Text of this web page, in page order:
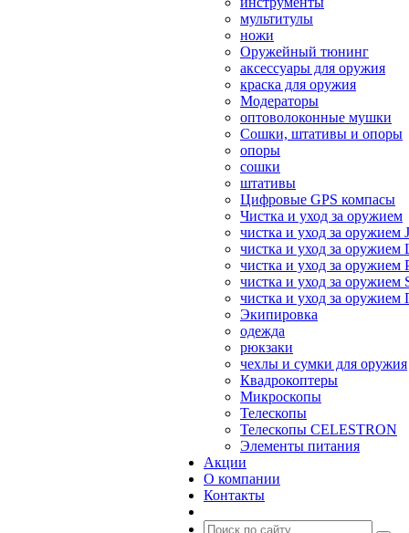
мультитулы
ножи
Оружейный тюнинг
аксессуары для оружия
краска для оружия
Модераторы
оптоволоконные мушки
Сошки, штативы и опоры
опоры
сошки
штативы
Цифровые GPS компасы
Чистка и уход за оружием
чистка и уход за оружием
чистка и уход за оружием
чистка и уход за оружием
чистка и уход за оружием
чистка и уход за
Экипировка
одежда
рюкзаки
чехлы и сумки для оружия
Квадрокоптеры
Микроскопы
Телескопы
Телескопы CELESTRON
Элементы питания
Акции
О компании
Контакты